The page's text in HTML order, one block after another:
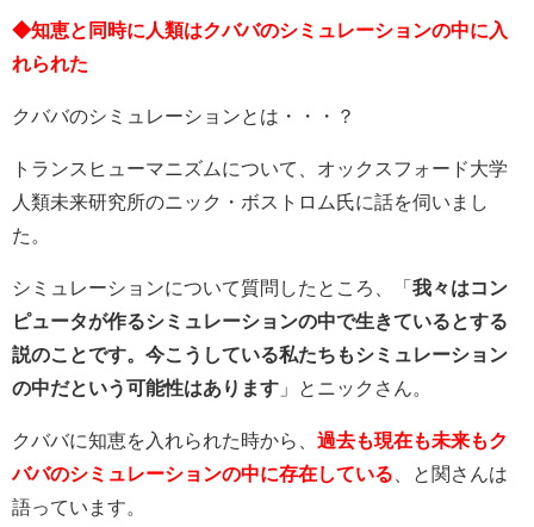
◆知恵と同時に人類はクババのシミュレーションの中に入
れられた
クババのシミュレーションとは・・・？
トランスヒューマニズムについて、オックスフォード大学
人類未来研究所のニック・ボストロム氏に話を伺いまし
た。
シミュレーションについて質問したところ、「 我々はコン
ピュータが作るシミュレーションの中で生きているとする
説のことです。今こうしている私たちもシミュレーション
の中だという可能性はあります 」とニックさん。
クババに知恵を入れられた時から、 過去も現在も未来もク
ババのシミュレーションの中に存在している 、と関さんは
語っています。